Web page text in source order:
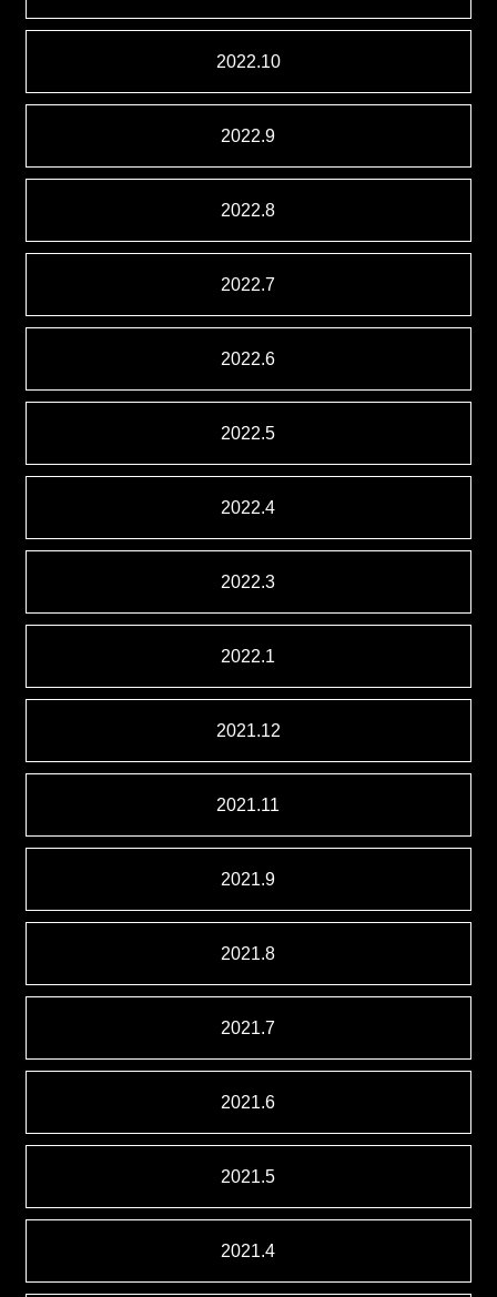
2022.10
2022.9
2022.8
2022.7
2022.6
2022.5
2022.4
2022.3
2022.1
2021.12
2021.11
2021.9
2021.8
2021.7
2021.6
2021.5
2021.4